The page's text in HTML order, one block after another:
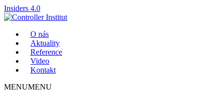
Insiders 4.0
O nás
Aktuality
Reference
Video
Kontakt
MENUMENU